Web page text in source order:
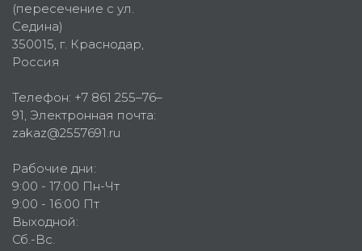
(пересечение с ул.
Седина)
350015, г. Краснодар,
Россия
Телефон: +7 861 255–76–
91, Электронная почта:
zakaz@2557691.ru
Рабочие дни:
9:00 - 17:00 Пн-Чт
9:00 - 16:00 Пт
Выходной:
Сб.-Вс.